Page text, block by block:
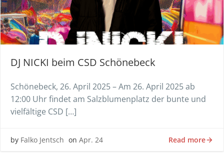
DJ NICKI beim CSD Schönebeck
Schönebeck, 26. April 2025 – Am 26. April 2025 ab
12:00 Uhr findet am Salzblumenplatz der bunte und
vielfältige CSD […]
by Falko Jentsch on Apr. 24 Read more